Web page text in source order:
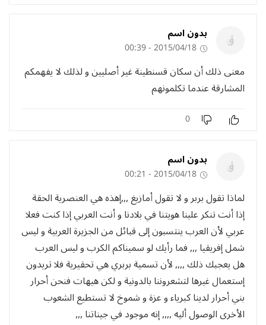
بدون اسم
2015/04/18 - 00:39
معنى ذلك أن سكان قسنطينة غير أصليين و لذلك لا يفهمكم
المشارقة عندما تكلمونهم
0
بدون اسم
2015/04/18 - 00:21
لماذا تقول بربر و لا تقول أمازيغ ,,,إهذه هي العنصرية الحقة
إذا أنت تنكر علينا هويتنا في بلادنا و أنت العربي إذا كنت فعلا
عربي لأن العرب ينتسبون إلى قبائل من الجزيرة العربية و ليس
شمل إفريقيا ,,, فما رأيك لو سميناكم الكرب و ليس العرب
هل يعجبك ذلك ,,,, لأن تسمية بربري هي تحقيرية فلا تريدون
إستعمال غيرها لتشعروننا بالدونية و لكن هيهات فنحن أحرار
بني أحرار لدينا كبرياء و عزة و شموخ لا تستطيع الشعوب
الأخرى الوصول أليه ,,,, إنه موجود في جيناتنا ,,,